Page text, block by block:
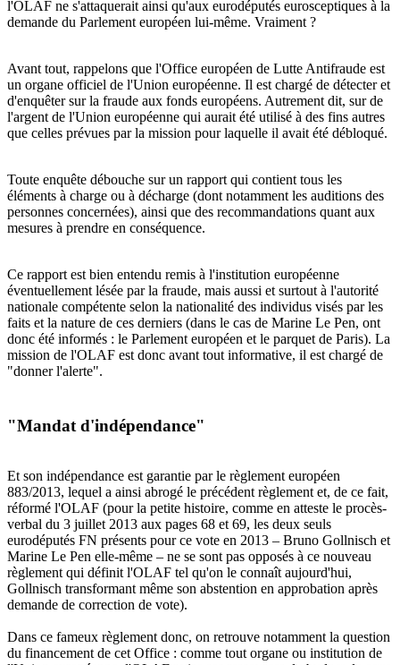
l'OLAF ne s'attaquerait ainsi qu'aux eurodéputés eurosceptiques à la
demande du Parlement européen lui-même. Vraiment ?
Avant tout, rappelons que l'Office européen de Lutte Antifraude est
un organe officiel de l'Union européenne. Il est chargé de détecter et
d'enquêter sur la fraude aux fonds européens. Autrement dit, sur de
l'argent de l'Union européenne qui aurait été utilisé à des fins autres
que celles prévues par la mission pour laquelle il avait été débloqué.
Toute enquête débouche sur un rapport qui contient tous les
éléments à charge ou à décharge (dont notamment les auditions des
personnes concernées), ainsi que des recommandations quant aux
mesures à prendre en conséquence.
Ce rapport est bien entendu remis à l'institution européenne
éventuellement lésée par la fraude, mais aussi et surtout à l'autorité
nationale compétente selon la nationalité des individus visés par les
faits et la nature de ces derniers (dans le cas de Marine Le Pen, ont
donc été informés : le Parlement européen et le parquet de Paris). La
mission de l'OLAF est donc avant tout informative, il est chargé de
"donner l'alerte".
"Mandat d'indépendance"
Et son indépendance est garantie par le règlement européen
883/2013, lequel a ainsi abrogé le précédent règlement et, de ce fait,
réformé l'OLAF (pour la petite histoire, comme en atteste le procès-
verbal du 3 juillet 2013 aux pages 68 et 69, les deux seuls
eurodéputés FN présents pour ce vote en 2013 – Bruno Gollnisch et
Marine Le Pen elle-même – ne se sont pas opposés à ce nouveau
règlement qui définit l'OLAF tel qu'on le connaît aujourd'hui,
Gollnisch transformant même son abstention en approbation après
demande de correction de vote).
Dans ce fameux règlement donc, on retrouve notamment la question
du financement de cet Office : comme tout organe ou institution de